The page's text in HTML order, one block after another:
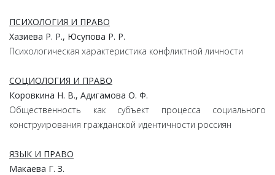
ПСИХОЛОГИЯ И ПРАВО
Хазиева Р. Р., Юсупова Р. Р.
Психологическая характеристика конфликтной личности
СОЦИОЛОГИЯ И ПРАВО
Коровкина Н. В., Адигамова О. Ф.
Общественность как субъект процесса социального
конструирования гражданской идентичности россиян
ЯЗЫК И ПРАВО
Макаева Г. З.